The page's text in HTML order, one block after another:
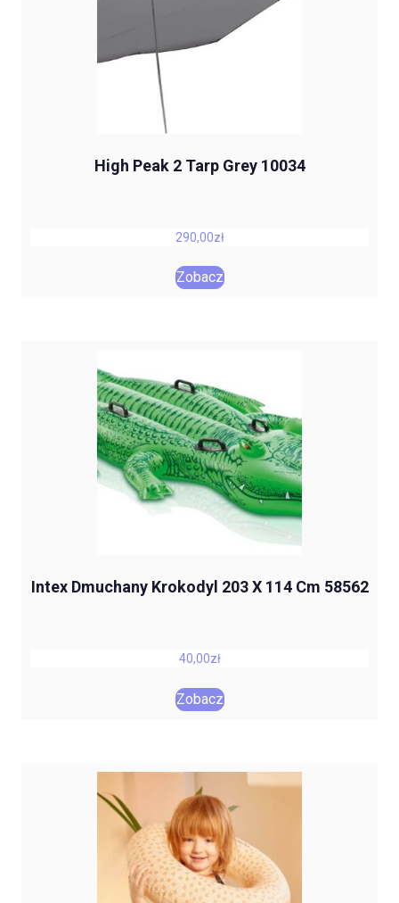
High Peak 2 Tarp Grey 10034
290,00zł
Zobacz
Intex Dmuchany Krokodyl 203 X 114 Cm 58562
40,00zł
Zobacz